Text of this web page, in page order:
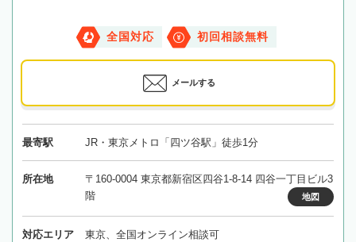
全国対応 初回相談無料
メールする
最寄駅 JR・東京メトロ「四ツ谷駅」徒歩1分
所在地
〒160-0004 東京都新宿区四谷1-8-14 四谷一丁目ビル3
階
地図
対応エリア 東京、全国オンライン相談可